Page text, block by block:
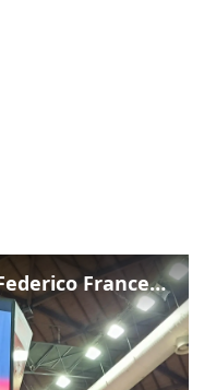
I messaggi di affetto per Federico Franceschin: così il mondo del basket gli è stato accanto fino all’ultimo